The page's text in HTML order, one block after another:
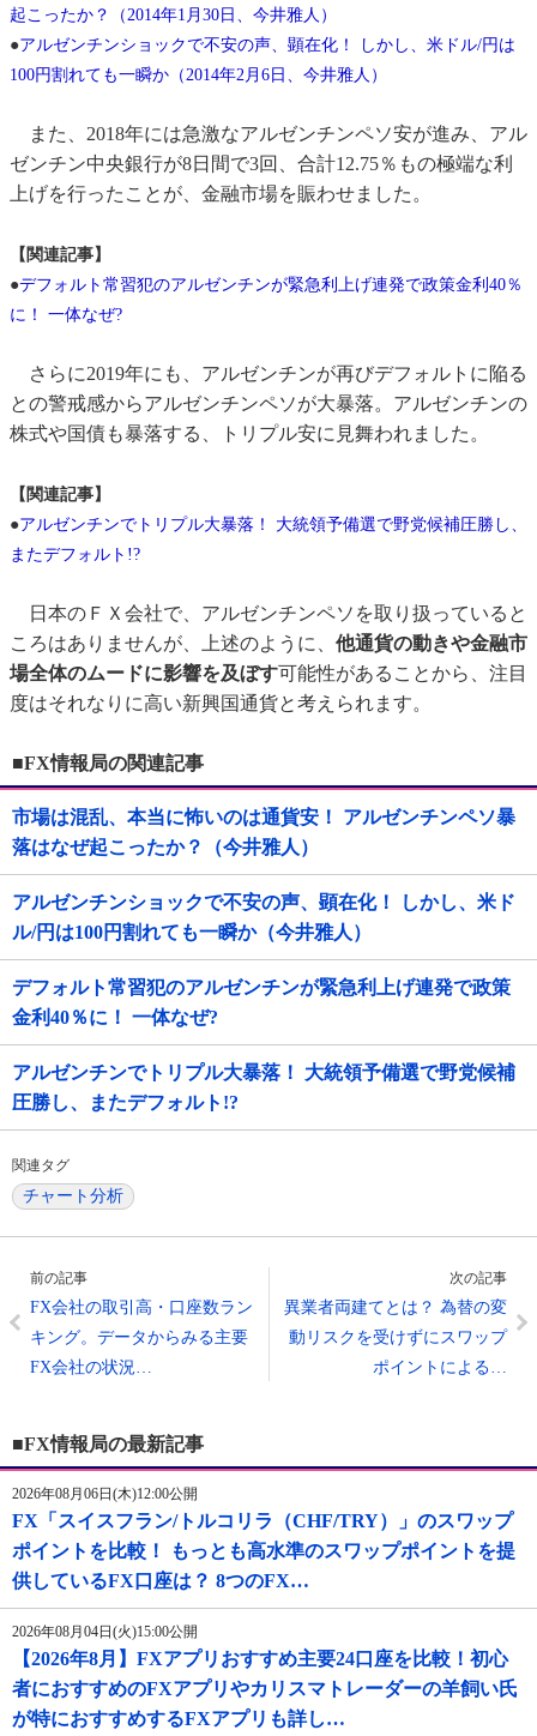
起こったか？（2014年1月30日、今井雅人）
●アルゼンチンショックで不安の声、顕在化！ しかし、米ドル/円は
100円割れても一瞬か（2014年2月6日、今井雅人）
また、2018年には急激なアルゼンチンペソ安が進み、アル
ゼンチン中央銀行が8日間で3回、合計12.75％もの極端な利
上げを行ったことが、金融市場を賑わせました。
【関連記事】
●デフォルト常習犯のアルゼンチンが緊急利上げ連発で政策金利40％
に！ 一体なぜ?
さらに2019年にも、アルゼンチンが再びデフォルトに陥る
との警戒感からアルゼンチンペソが大暴落。アルゼンチンの
株式や国債も暴落する、トリプル安に見舞われました。
【関連記事】
●アルゼンチンでトリプル大暴落！ 大統領予備選で野党候補圧勝し、
またデフォルト!?
日本のＦＸ会社で、アルゼンチンペソを取り扱っていると
ころはありませんが、上述のように、 他通貨の動きや金融市
場全体のムードに影響を及ぼす可能性があることから、注目
度はそれなりに高い新興国通貨と考えられます。
■FX情報局の関連記事
市場は混乱、本当に怖いのは通貨安！ アルゼンチンペソ暴
落はなぜ起こったか？（今井雅人）
アルゼンチンショックで不安の声、顕在化！ しかし、米ド
ル/円は100円割れても一瞬か（今井雅人）
デフォルト常習犯のアルゼンチンが緊急利上げ連発で政策
金利40％に！ 一体なぜ?
アルゼンチンでトリプル大暴落！ 大統領予備選で野党候補
圧勝し、またデフォルト!?
関連タグ
チャート分析
前の記事
FX会社の取引高・口座数ラン
キング。データからみる主要
FX会社の状況…
次の記事
異業者両建てとは？ 為替の変
動リスクを受けずにスワップ
ポイントによる…
■FX情報局の最新記事
2026年08月06日(木)12:00公開
FX「スイスフラン/トルコリラ（CHF/TRY）」のスワップ
ポイントを比較！ もっとも高水準のスワップポイントを提
供しているFX口座は？ 8つのFX…
2026年08月04日(火)15:00公開
【2026年8月】FXアプリおすすめ主要24口座を比較！初心
者におすすめのFXアプリやカリスマトレーダーの羊飼い氏
が特におすすめするFXアプリも詳し…